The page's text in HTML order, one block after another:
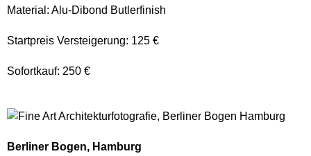
Material: Alu-Dibond Butlerfinish
Startpreis Versteigerung: 125 €
Sofortkauf: 250 €
Berliner Bogen, Hamburg